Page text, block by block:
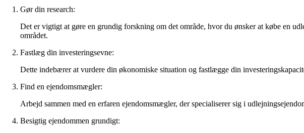
Gør din research:
Det er vigtigt at gøre en grundig forskning om det område, hvor du ønsker at købe en
området.
Fastlæg din investeringsevne:
Dette indebærer at vurdere din økonomiske situation og fastlægge din
Find en ejendomsmægler:
Arbejd sammen med en erfaren ejendomsmægler, der specialiserer sig i
Besigtig ejendommen grundigt: